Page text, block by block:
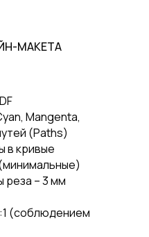
МАКЕТА
Mangenta,
(Paths)
в кривые
реза – 3 мм
(соблюдением